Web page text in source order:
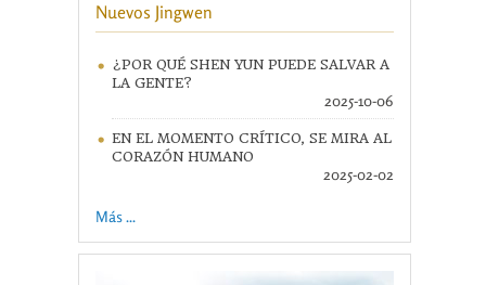
Nuevos Jingwen
¿POR QUÉ SHEN YUN PUEDE SALVAR A
LA GENTE?
2025-10-06
EN EL MOMENTO CRÍTICO, SE MIRA AL
CORAZÓN HUMANO
2025-02-02
Más ...